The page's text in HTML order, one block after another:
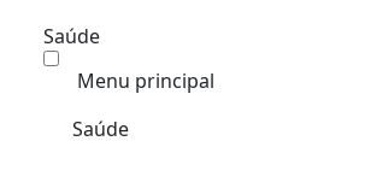
Saúde
Menu principal
Saúde